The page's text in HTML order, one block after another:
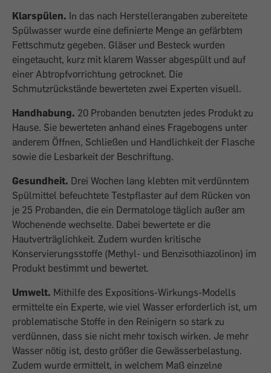
Klarspülen. In das nach Herstellerangaben zubereitete
Spülwasser wurde eine definierte Menge an gefärbtem
Fettschmutz gegeben. Gläser und Besteck wurden
eingetaucht, kurz mit klarem Wasser abgespült und auf
einer Abtropfvorrichtung getrocknet. Die
Schmutzrückstände bewerteten zwei Experten visuell.
Handhabung. 20 Probanden benutzten jedes Produkt zu
Hause. Sie bewerteten anhand eines Fragebogens unter
anderem Öffnen, Schließen und Handlichkeit der Flasche
sowie die Lesbarkeit der Beschriftung.
Gesundheit. Drei Wochen lang klebten mit verdünntem
Spülmittel befeuchtete Testpflaster auf dem Rücken von
je 25 Probanden, die ein Dermatologe täglich außer am
Wochenende wechselte. Dabei bewertete er die
Hautverträglichkeit. Zudem wurden kritische
Konservierungsstoffe (Methyl- und Benzisothiazolinon) im
Produkt bestimmt und bewertet.
Umwelt. Mithilfe des Expositions-Wirkungs-Modells
ermittelte ein Experte, wie viel Wasser erforderlich ist, um
problematische Stoffe in den Reinigern so stark zu
verdünnen, dass sie nicht mehr toxisch wirken. Je mehr
Wasser nötig ist, desto größer die Gewässerbelastung.
Zudem wurde ermittelt, in welchem Maß einzelne